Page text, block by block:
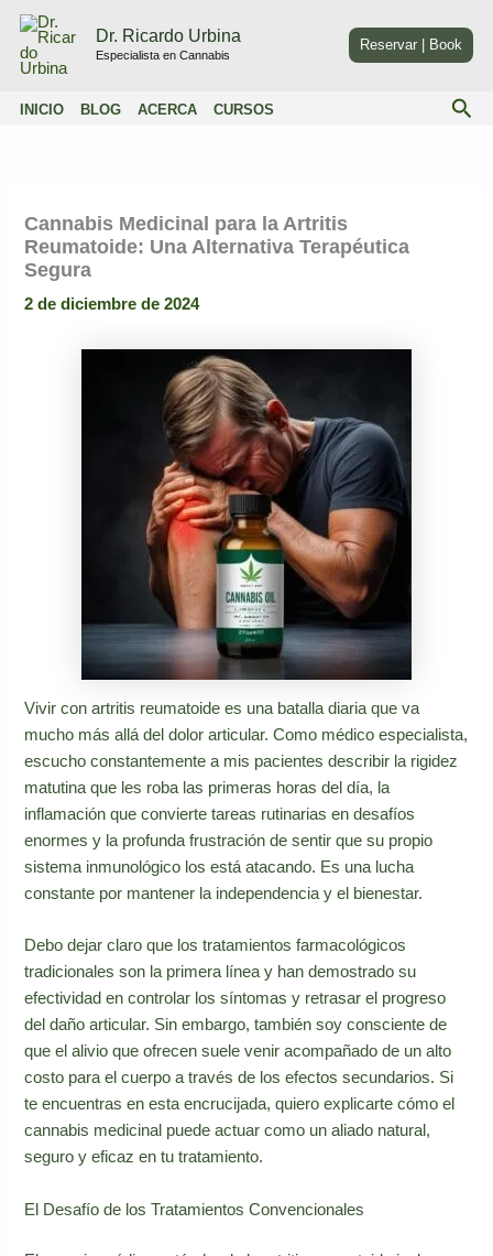
contenido
Dr. Ricardo Urbina
Especialista en Cannabis
Reservar | Book
INICIO BLOG ACERCA CURSOS
Cannabis Medicinal para la Artritis
Reumatoide: Una Alternativa Terapéutica
Segura
2 de diciembre de 2024
Vivir con artritis reumatoide es una batalla diaria que va
mucho más allá del dolor articular. Como médico especialista,
escucho constantemente a mis pacientes describir la rigidez
matutina que les roba las primeras horas del día, la
inflamación que convierte tareas rutinarias en desafíos
enormes y la profunda frustración de sentir que su propio
sistema inmunológico los está atacando. Es una lucha
constante por mantener la independencia y el bienestar.
Debo dejar claro que los tratamientos farmacológicos
tradicionales son la primera línea y han demostrado su
efectividad en controlar los síntomas y retrasar el progreso
del daño articular. Sin embargo, también soy consciente de
que el alivio que ofrecen suele venir acompañado de un alto
costo para el cuerpo a través de los efectos secundarios. Si
te encuentras en esta encrucijada, quiero explicarte cómo el
cannabis medicinal puede actuar como un aliado natural,
seguro y eficaz en tu tratamiento.
El Desafío de los Tratamientos Convencionales